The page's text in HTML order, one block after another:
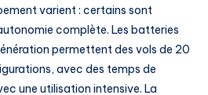
varient : certains sont
complète. Les batteries
permettent des vols de 20
avec des temps de
une utilisation intensive. La